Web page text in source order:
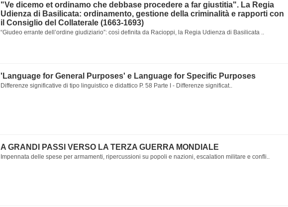
"Ve dicemo et ordinamo che debbase procedere a far giustitia". La Regia
Udienza di Basilicata: ordinamento, gestione della criminalità e rapporti con
il Consiglio del Collaterale (1663-1693)
“Giudeo errante dell’ordine giudiziario”: così definita da Racioppi, la Regia Udienza di Basilicata ..
'Language for General Purposes' e Language for Specific Purposes
Differenze significative di tipo linguistico e didattico P. 58 Parte I - Differenze significat..
A GRANDI PASSI VERSO LA TERZA GUERRA MONDIALE
Impennata delle spese per armamenti, ripercussioni su popoli e nazioni, escalation militare e confli..